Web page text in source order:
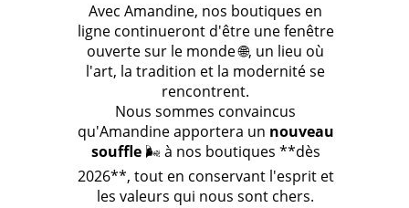
Avec Amandine, nos boutiques en
ligne continueront d'être une fenêtre
ouverte sur le monde 🌐, un lieu où
l'art, la tradition et la modernité se
rencontrent.
Nous sommes convaincus
qu'Amandine apportera un nouveau
souffle🌬️ à nos boutiques **dès
2026**, tout en conservant l'esprit et
les valeurs qui nous sont chers.